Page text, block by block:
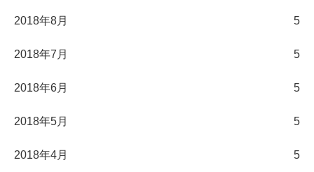
2018年8月 5
2018年7月 5
2018年6月 5
2018年5月 5
2018年4月 5